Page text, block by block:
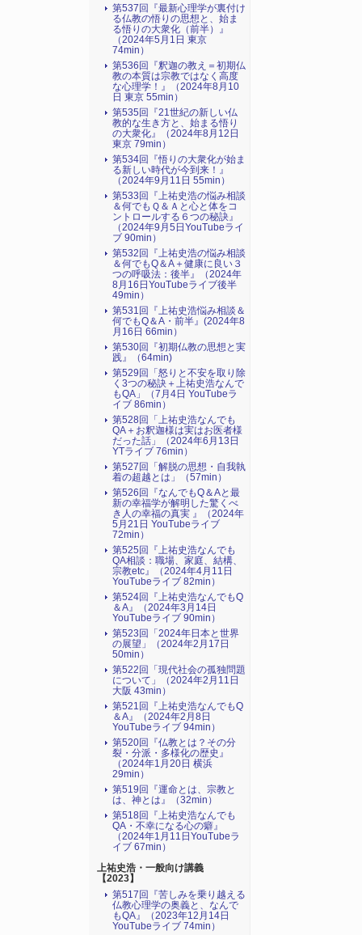
第537回『最新心理学が裏付け
る仏教の悟りの思想と、始ま
る悟りの大衆化（前半）』
（2024年5月1日 東京
74min）
第536回『釈迦の教え＝初期仏
教の本質は宗教ではなく高度
な心理学！』（2024年8月10
日 東京 55min）
第535回『21世紀の新しい仏
教的な生き方と、始まる悟り
の大衆化』（2024年8月12日
東京 79min）
第534回『悟りの大衆化が始ま
る新しい時代が今到来！』
（2024年9月11日 55min）
第533回『上祐史浩の悩み相談
＆何でもＱ＆Ａと心と体をコ
ントロールする６つの秘訣』
（2024年9月5日YouTubeライ
ブ 90min）
第532回『上祐史浩の悩み相談
＆何でもQ＆A＋健康に良い３
つの呼吸法：後半』（2024年
8月16日YouTubeライブ後半
49min）
第531回『上祐史浩悩み相談＆
何でもQ＆A・前半』(2024年8
月16日 66min）
第530回『初期仏教の思想と実
践』（64min)
第529回「怒りと不安を取り除
く3つの秘訣＋上祐史浩なんで
もQA」（7月4日 YouTubeラ
イブ 86min）
第528回「上祐史浩なんでも
QA＋お釈迦様は実はお医者様
だった話」（2024年6月13日
YTライブ 76min）
第527回「解脱の思想・自我執
着の超越とは」（57min）
第526回『なんでもQ＆Aと最
新の幸福学が解明した驚くべ
き人の幸福の真実 』（2024年
5月21日 YouTubeライブ
72min）
第525回『上祐史浩なんでも
QA相談：職場、家庭、結構、
宗教etc』（2024年4月11日
YouTubeライブ 82min）
第524回『上祐史浩なんでもQ
＆A』（2024年3月14日
YouTubeライブ 90min）
第523回「2024年日本と世界
の展望」（2024年2月17日
50min）
第522回「現代社会の孤独問題
について」（2024年2月11日
大阪 43min）
第521回『上祐史浩なんでもQ
＆A』（2024年2月8日
YouTubeライブ 94min）
第520回『仏教とは？その分
裂・分派・多様化の歴史』
（2024年1月20日 横浜
29min）
第519回『運命とは、宗教と
は、神とは』（32min）
第518回『上祐史浩なんでも
QA・不幸になる心の癖』
（2024年1月11日YouTubeラ
イブ 67min）
上祐史浩・一般向け講義
【2023】
第517回『苦しみを乗り越える
仏教心理学の奥義と、なんで
もQA』（2023年12月14日
YouTubeライブ 74min）